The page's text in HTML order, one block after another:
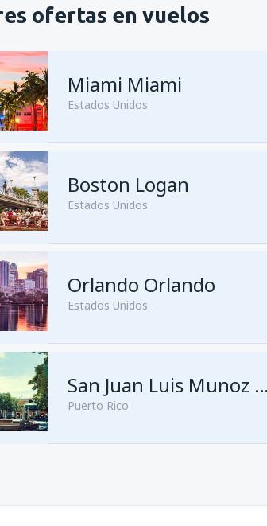
ofertas en vuelos
Miami Miami
Estados Unidos
Boston Logan
Estados Unidos
Orlando Orlando
Estados Unidos
San Juan Luis Munoz Marín
Puerto Rico